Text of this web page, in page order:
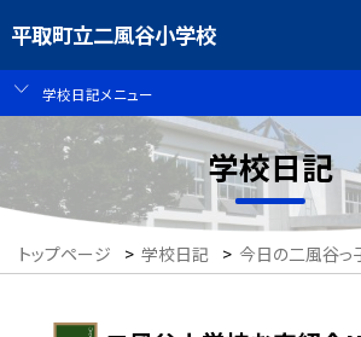
平取町立二風谷小学校
学校日記メニュー
学校日記
トップページ > 学校日記 > 今日の二風谷っ